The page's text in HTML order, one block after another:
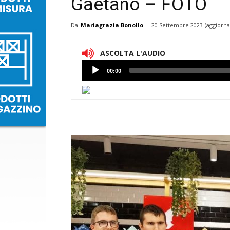
Gaetano – FOTO
Da Mariagrazia Bonollo - 20 Settembre 2023
ASCOLTA L'AUDIO
Lettore
Audio
00:00